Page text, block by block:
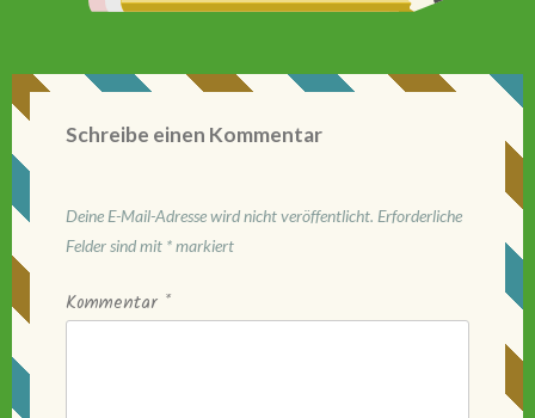
Schreibe einen Kommentar
Deine E-Mail-Adresse wird nicht veröffentlicht. Erforderliche
Felder sind mit *markiert
Kommentar *